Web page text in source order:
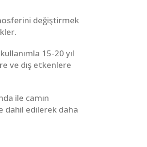
değiştirmek
15-20 yıl
ve dış etkenlere
ile camın
dahil edilerek daha